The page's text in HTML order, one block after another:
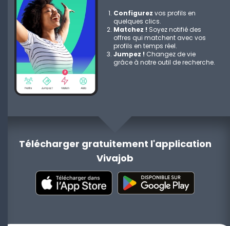
Configurez vos profils en
quelques clics.
Matchez ! Soyez notifié des
offres qui matchent avec vos
profils en temps réel.
Jumpez ! Changez de vie
grâce à notre outil de recherche.
Télécharger gratuitement l'application
Vivajob